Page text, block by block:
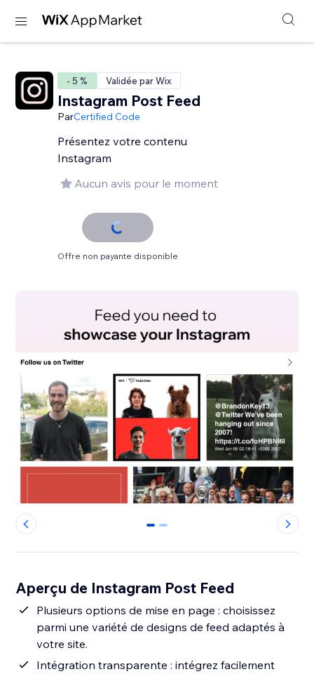
- 5 % Validée par Wix
Instagram Post Feed
ParCertified Code
Présentez votre contenu
Instagram
Aucun avis pour le moment
Offre non payante disponible
0 1
Aperçu de Instagram Post Feed
Plusieurs options de mise en page : choisissez
parmi une variété de designs de feed adaptés à
votre site.
Intégration transparente : intégrez facilement